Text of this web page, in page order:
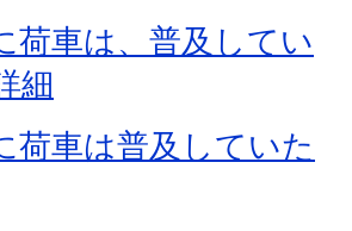
荷車は、普及してい
細
荷車は普及していた